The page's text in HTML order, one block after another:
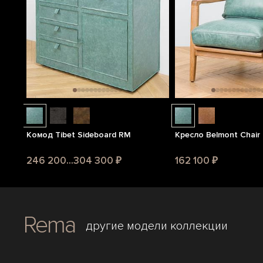
Комод Tibet Sideboard RM
246 200...304 300 ₽
Кресло Belmont Chair
162 100 ₽
Rema другие модели коллекции